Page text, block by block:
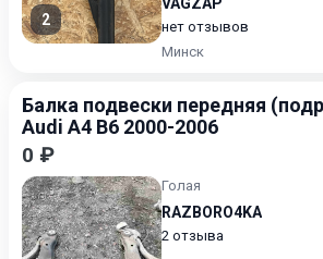
2
нет отзывов
Минск
Балка подвески передняя
Audi A4 B6 2000-2006
0 ₽
Голая
RAZBORO4KA
2 отзыва